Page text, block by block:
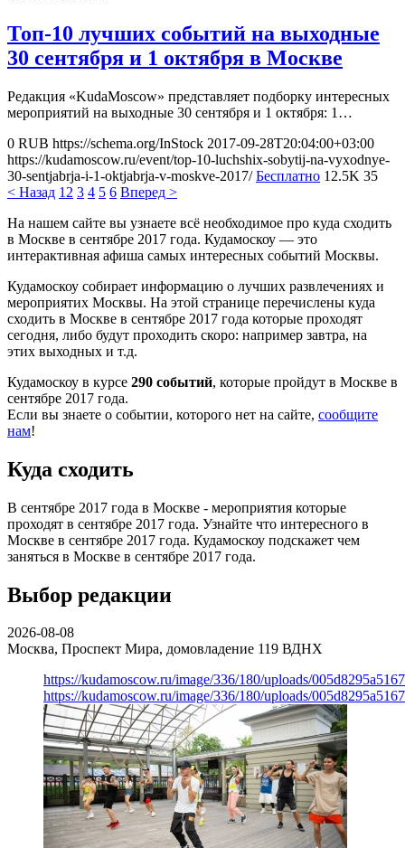
Топ-10 лучших событий на выходные
30 сентября и 1 октября в Москве
Редакция «KudaMoscow» представляет подборку интересных
мероприятий на выходные 30 сентября и 1 октября: 1…
0 RUB https://schema.org/InStock 2017-09-28T20:04:00+03:00
https://kudamoscow.ru/event/top-10-luchshix-sobytij-na-vyxodnye-
30-sentjabrja-i-1-oktjabrja-v-moskve-2017/ Бесплатно 12.5K 35
< Назад 1 2 3 4 5 6 Вперед >
На нашем сайте вы узнаете всё необходимое про куда сходить
в Москве в сентябре 2017 года. Кудамоскоу — это
интерактивная афиша самых интересных событий Москвы.
Кудамоскоу собирает информацию о лучших развлечениях и
мероприятих Москвы. На этой странице перечислены куда
сходить в Москве в сентябре 2017 года которые проходят
сегодня, либо будут проходить скоро: например завтра, на
этих выходных и т.д.
Кудамоскоу в курсе 290 событий, которые пройдут в Москве в
сентябре 2017 года.
Если вы знаете о событии, которого нет на сайте, сообщите
нам!
Куда сходить
В сентябре 2017 года в Москве - мероприятия которые
проходят в сентябре 2017 года. Узнайте что интересного в
Москве в сентябре 2017 года. Кудамоскоу подскажет чем
заняться в Москве в сентябре 2017 года.
Выбор редакции
2026-08-08
Москва, Проспект Мира, домовладение 119 ВДНХ
https://kudamoscow.ru/image/336/180/uploads/
https://kudamoscow.ru/image/336/180/uploads/